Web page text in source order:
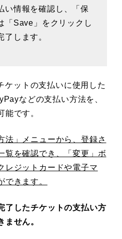
い情報を確認し、「保
「Save」をクリックし
了します。
ケットの支払いに使用した
などの支払い方法を、
能です。
法」メニューから、登録さ
覧を確認でき、「変更」ボ
レジットカードや電子マ
できます。
了したチケットの支払い方
ません。